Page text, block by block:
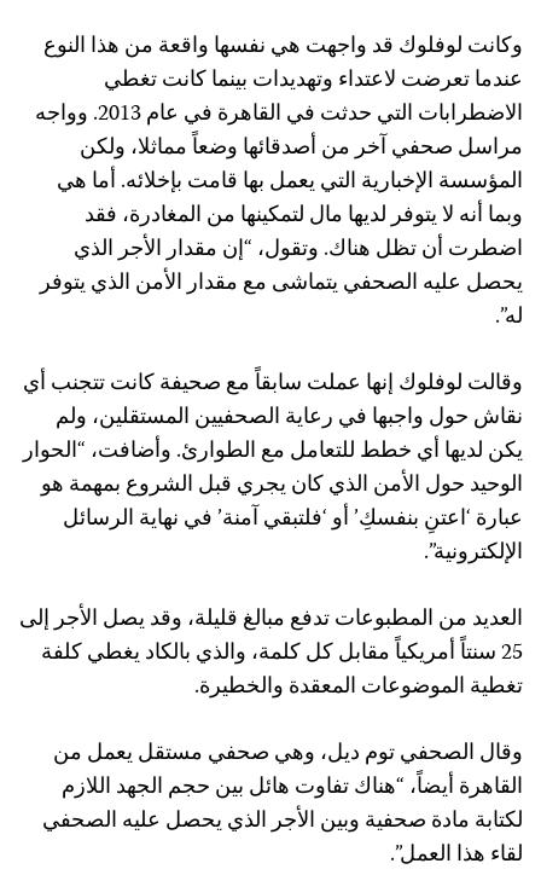
وكانت لوفلوك قد واجهت هي نفسها واقعة من هذا النوع
عندما تعرضت لاعتداء وتهديدات بينما كانت تغطي
الاضطرابات التي حدثت في القاهرة في عام 2013. وواجه
مراسل صحفي آخر من أصدقائها وضعاً مماثلا، ولكن
المؤسسة الإخبارية التي يعمل بها قامت بإخلائه. أما هي
وبما أنه لا يتوفر لديها مال لتمكينها من المغادرة، فقد
اضطرت أن تظل هناك. وتقول، “إن مقدار الأجر الذي
يحصل عليه الصحفي يتماشى مع مقدار الأمن الذي يتوفر
له”.
وقالت لوفلوك إنها عملت سابقاً مع صحيفة كانت تتجنب أي
نقاش حول واجبها في رعاية الصحفيين المستقلين، ولم
يكن لديها أي خطط للتعامل مع الطوارئ. وأضافت، “الحوار
الوحيد حول الأمن الذي كان يجري قبل الشروع بمهمة هو
عبارة ‘اعتنِ بنفسكِ’ أو ‘فلتبقي آمنة’ في نهاية الرسائل
الإلكترونية”.
العديد من المطبوعات تدفع مبالغ قليلة، وقد يصل الأجر إلى
25 سنتاً أمريكياً مقابل كل كلمة، والذي بالكاد يغطي كلفة
تغطية الموضوعات المعقدة والخطيرة.
وقال الصحفي توم ديل، وهي صحفي مستقل يعمل من
القاهرة أيضاً، “هناك تفاوت هائل بين حجم الجهد اللازم
لكتابة مادة صحفية وبين الأجر الذي يحصل عليه الصحفي
لقاء هذا العمل”.